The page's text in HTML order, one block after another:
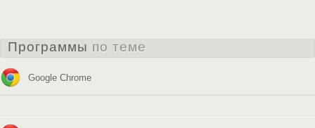
Программы по теме
Google Chrome